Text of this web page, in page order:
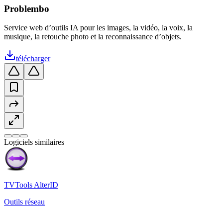
Problembo
Service web d’outils IA pour les images, la vidéo, la voix, la
musique, la retouche photo et la reconnaissance d’objets.
télécharger
Logiciels similaires
TVTools AlterID
Outils réseau